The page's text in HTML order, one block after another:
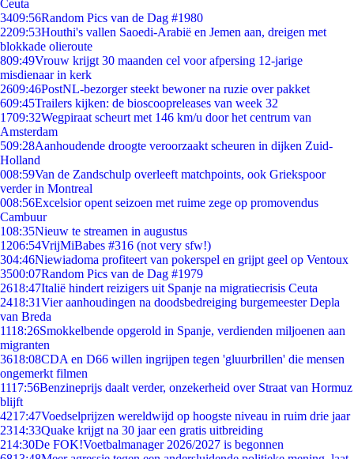
Ceuta
3409:56Random Pics van de Dag #1980
2209:53Houthi's vallen Saoedi-Arabië en Jemen aan, dreigen met
blokkade olieroute
809:49Vrouw krijgt 30 maanden cel voor afpersing 12-jarige
misdienaar in kerk
2609:46PostNL-bezorger steekt bewoner na ruzie over pakket
609:45Trailers kijken: de bioscoopreleases van week 32
1709:32Wegpiraat scheurt met 146 km/u door het centrum van
Amsterdam
509:28Aanhoudende droogte veroorzaakt scheuren in dijken Zuid-
Holland
008:59Van de Zandschulp overleeft matchpoints, ook Griekspoor
verder in Montreal
008:56Excelsior opent seizoen met ruime zege op promovendus
Cambuur
108:35Nieuw te streamen in augustus
1206:54VrijMiBabes #316 (not very sfw!)
304:46Niewiadoma profiteert van pokerspel en grijpt geel op Ventoux
3500:07Random Pics van de Dag #1979
2618:47Italië hindert reizigers uit Spanje na migratiecrisis Ceuta
2418:31Vier aanhoudingen na doodsbedreiging burgemeester Depla
van Breda
1118:26Smokkelbende opgerold in Spanje, verdienden miljoenen aan
migranten
3618:08CDA en D66 willen ingrijpen tegen 'gluurbrillen' die mensen
ongemerkt filmen
1117:56Benzineprijs daalt verder, onzekerheid over Straat van Hormuz
blijft
4217:47Voedselprijzen wereldwijd op hoogste niveau in ruim drie jaar
2314:33Quake krijgt na 30 jaar een gratis uitbreiding
214:30De FOK!Voetbalmanager 2026/2027 is begonnen